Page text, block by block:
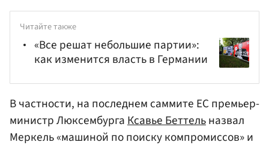
Читайте также
«Все решат небольшие партии»:
как изменится власть в Германии
В частности, на последнем саммите ЕС премьер-
министр ЛюксембургаКсавье Беттельназвал
Меркель «машиной по поиску компромиссов» и